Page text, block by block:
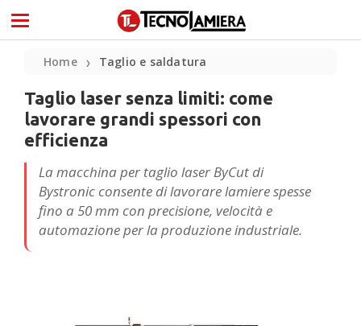
Home ❯ Taglio e saldatura
Taglio laser senza limiti: come
lavorare grandi spessori con
efficienza
La macchina per taglio laser ByCut di
Bystronic consente di lavorare lamiere spesse
fino a 50 mm con precisione, velocità e
automazione per la produzione industriale.